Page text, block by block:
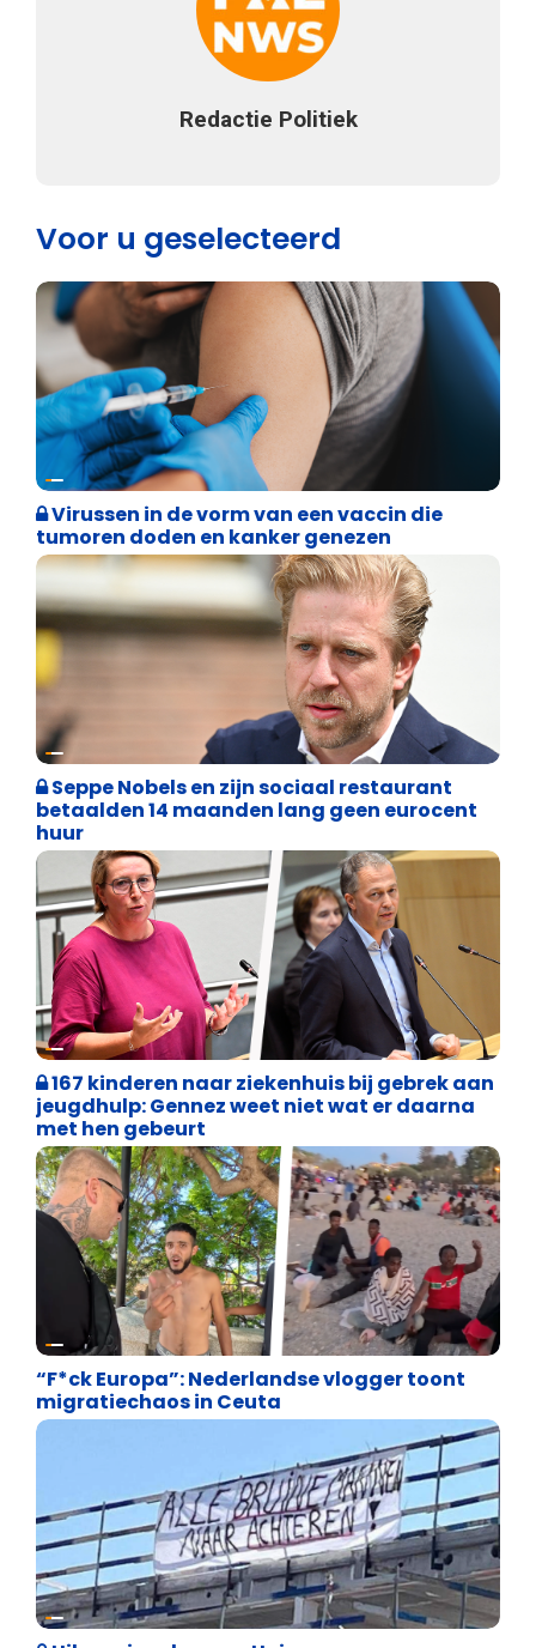
Redactie Politiek
Voor u geselecteerd
Weekblad 't Pallieterke
Virussen in de vorm van een vaccin die
tumoren doden en kanker genezen
Binnenland politiek
Seppe Nobels en zijn sociaal restaurant
betaalden 14 maanden lang geen eurocent
huur
Binnenland politiek
167 kinderen naar ziekenhuis bij gebrek aan
jeugdhulp: Gennez weet niet wat er daarna
met hen gebeurt
Asiel en Migratie
“F*ck Europa”: Nederlandse vlogger toont
migratiechaos in Ceuta
Cultuuroorlog